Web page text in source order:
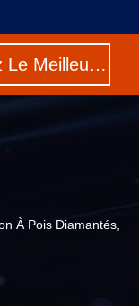
Obtenez Le Meilleur Prix
À Pois Diamantés,